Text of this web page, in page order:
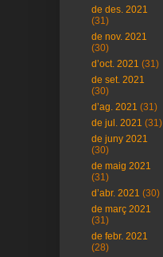
de des. 2021
(31)
de nov. 2021
(30)
d’oct. 2021 (31)
de set. 2021
(30)
d’ag. 2021 (31)
de jul. 2021 (31)
de juny 2021
(30)
de maig 2021
(31)
d’abr. 2021 (30)
de març 2021
(31)
de febr. 2021
(28)